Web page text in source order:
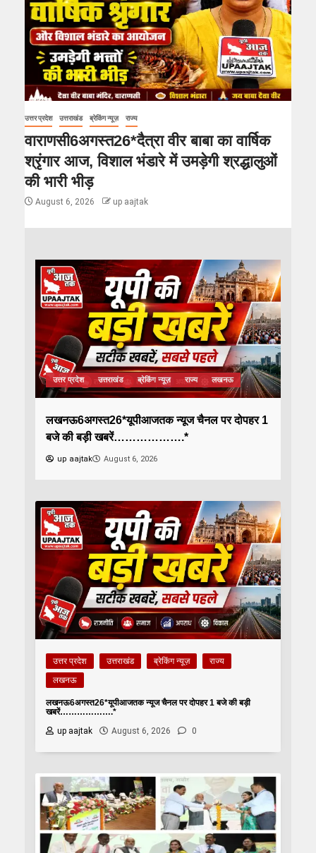
उत्तर प्रदेश उत्तराखंड ब्रेकिंग न्यूज़ राज्य
वाराणसी6अगस्त26*दैत्रा वीर बाबा का वार्षिक
श्रृंगार आज, विशाल भंडारे में उमड़ेगी श्रद्धालुओं
की भारी भीड़
August 6, 2026 up aajtak
उत्तर प्रदेश उत्तराखंड ब्रेकिंग न्यूज़ राज्य लखनऊ
लखनऊ6अगस्त26*यूपीआजतक न्यूज चैनल पर दोपहर 1
बजे की बड़ी खबरें……………….*
up aajtak August 6, 2026
उत्तर प्रदेश उत्तराखंड ब्रेकिंग न्यूज़
राज्य
लखनऊ
लखनऊ6अगस्त26*यूपीआजतक न्यूज चैनल पर दोपहर 1 बजे की बड़ी
खबरें……………….*
up aajtak
August 6, 2026 0